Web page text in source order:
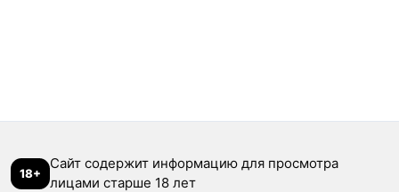
18+
Сайт содержит информацию для просмотра
лицами старше 18 лет